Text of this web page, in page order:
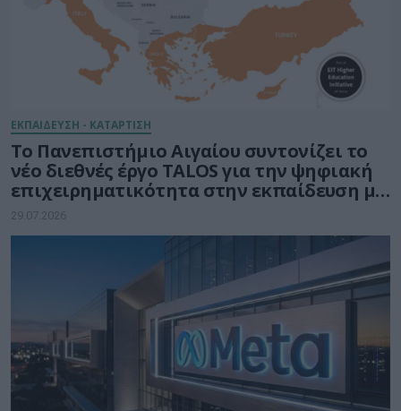
ΕΚΠΑΙΔΕΥΣΗ - ΚΑΤΑΡΤΙΣΗ
Το Πανεπιστήμιο Αιγαίου συντονίζει το
νέο διεθνές έργο TALOS για την ψηφιακή
επιχειρηματικότητα στην εκπαίδευση με
τη δύναμη της Τεχνητής Νοημοσύνης
29.07.2026